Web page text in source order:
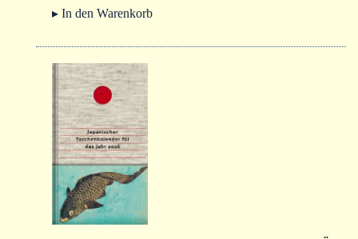
▸ In den Warenkorb